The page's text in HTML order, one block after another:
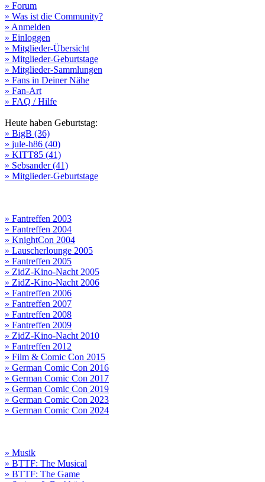
» Forum
» Was ist die Community?
» Anmelden
» Einloggen
» Mitglieder-Übersicht
» Mitglieder-Geburtstage
» Mitglieder-Sammlungen
» Fans in Deiner Nähe
» Fan-Art
» FAQ / Hilfe
Heute haben Geburtstag:
» BigB (36)
» jule-h86 (40)
» KITT85 (41)
» Sebsander (41)
» Mitglieder-Geburtstage
» Fantreffen 2003
» Fantreffen 2004
» KnightCon 2004
» Lauscherlounge 2005
» Fantreffen 2005
» ZidZ-Kino-Nacht 2005
» ZidZ-Kino-Nacht 2006
» Fantreffen 2006
» Fantreffen 2007
» Fantreffen 2008
» Fantreffen 2009
» ZidZ-Kino-Nacht 2010
» Fantreffen 2012
» Film & Comic Con 2015
» German Comic Con 2016
» German Comic Con 2017
» German Comic Con 2019
» German Comic Con 2023
» German Comic Con 2024
» Musik
» BTTF: The Musical
» BTTF: The Game